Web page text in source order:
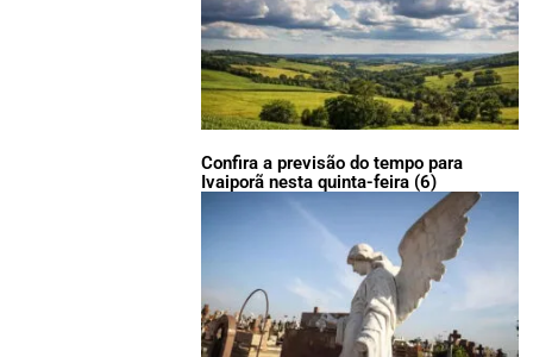
Confira a previsão do tempo para
Ivaiporã nesta quinta-feira (6)